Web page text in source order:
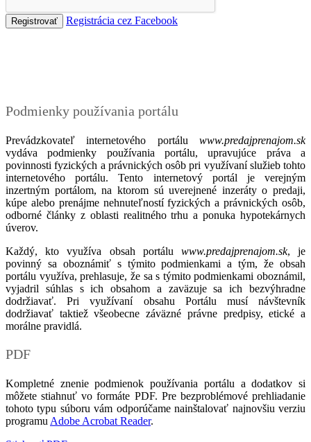
Registrácia cez Facebook
Podmienky používania portálu
Prevádzkovateľ internetového portálu www.predajprenajom.sk
vydáva podmienky používania portálu, upravujúce práva a
povinnosti fyzických a právnických osôb pri využívaní služieb tohto
internetového portálu. Tento internetový portál je verejným
inzertným portálom, na ktorom sú uverejnené inzeráty o predaji,
kúpe alebo prenájme nehnuteľností fyzických a právnických osôb,
odborné články z oblasti realitného trhu a ponuka hypotekárnych
úverov.
Každý, kto využíva obsah portálu www.predajprenajom.sk, je
povinný sa oboznámiť s týmito podmienkami a tým, že obsah
portálu využíva, prehlasuje, že sa s týmito podmienkami oboznámil,
vyjadril súhlas s ich obsahom a zaväzuje sa ich bezvýhradne
dodržiavať. Pri využívaní obsahu Portálu musí návštevník
dodržiavať taktiež všeobecne záväzné právne predpisy, etické a
morálne pravidlá.
PDF
Kompletné znenie podmienok používania portálu a dodatkov si
môžete stiahnuť vo formáte PDF. Pre bezproblémové prehliadanie
tohoto typu súboru vám odporúčame nainštalovať najnovšiu verziu
programu Adobe Acrobat Reader.